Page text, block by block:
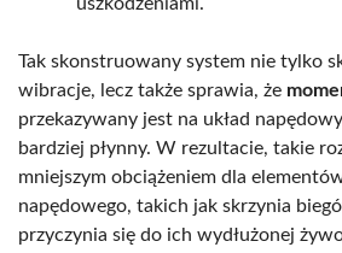
Tak skonstruowany system nie tylko
wibracje, lecz także sprawia, że
przekazywany jest na układ
bardziej płynny. W rezultacie, takie
mniejszym obciążeniem dla
napędowego, takich jak skrzynia
przyczynia się do ich wydłużonej